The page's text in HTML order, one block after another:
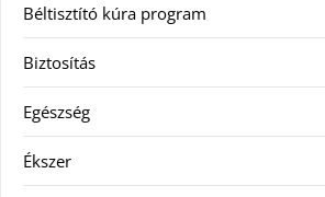
Béltisztító kúra program
Biztosítás
Egészség
Ékszer